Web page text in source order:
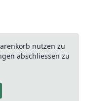
nutzen zu
abschliessen zu